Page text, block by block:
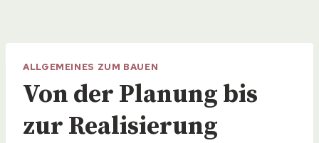
ALLGEMEINES ZUM BAUEN
Von der Planung bis
zur Realisierung